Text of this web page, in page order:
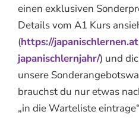
einen exklusiven
Details vom A1 Kurs
(https://
japanischlernjahr/) und
unsere
brauchst du nur etwas
„in die Warteliste